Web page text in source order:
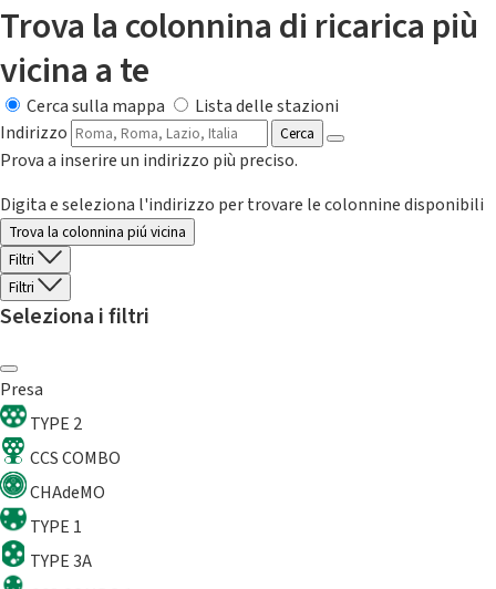
Trova la colonnina di ricarica più
vicina a te
Cerca sulla mappa
Lista delle stazioni
Indirizzo
Cerca
Prova a inserire un indirizzo più preciso.
Digita e seleziona l'indirizzo per trovare le colonnine disponibili
Trova la colonnina piú vicina
Filtri
Filtri
Seleziona i filtri
Presa
TYPE 2
CCS COMBO
CHAdeMO
TYPE 1
TYPE 3A